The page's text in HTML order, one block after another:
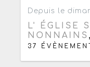
Depuis le
L' ÉGLISE
NONNAINS
37